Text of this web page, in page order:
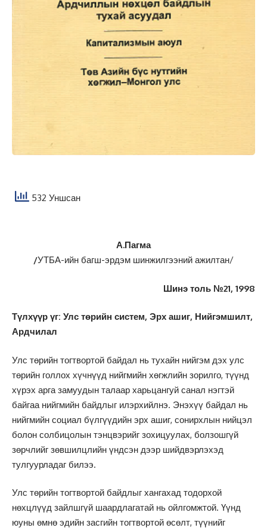
532 Уншсан
А.Пагма
/УТБА-ийн багш-эрдэм шинжилгээний ажилтан/
Шинэ толь №21, 1998
Түлхүүр үг: Улс төрийн систем, Эрх ашиг, Нийгэмшилт,
Ардчилал
Улс төрийн тогтвортой байдал нь тухайн нийгэм дэх улс
төрийн голлох хүчнүүд нийгмийн хөгжлийн зорилго, түүнд
хүрэх арга замуудын талаар харьцангуй санал нэгтэй
байгаа нийгмийн байдлыг илэрхийлнэ. Энэхүү байдал нь
нийгмийн социал бүлгүүдийн эрх ашиг, сонирхлын нийцэл
болон солбицолын тэнцвэрийг зохицуулах, болзошгүй
зөрчлийг зөвшилцлийн үндсэн дээр шийдвэрлэхэд
тулгуурладаг билээ.
Улс төрийн тогтвортой байдлыг хангахад тодорхой
нөхцлүүд зайлшгүй шаардлагатай нь ойлгомжтой. Үүнд
юуны өмнө эдийн засгийн тогтвортой өсөлт, түүнийг